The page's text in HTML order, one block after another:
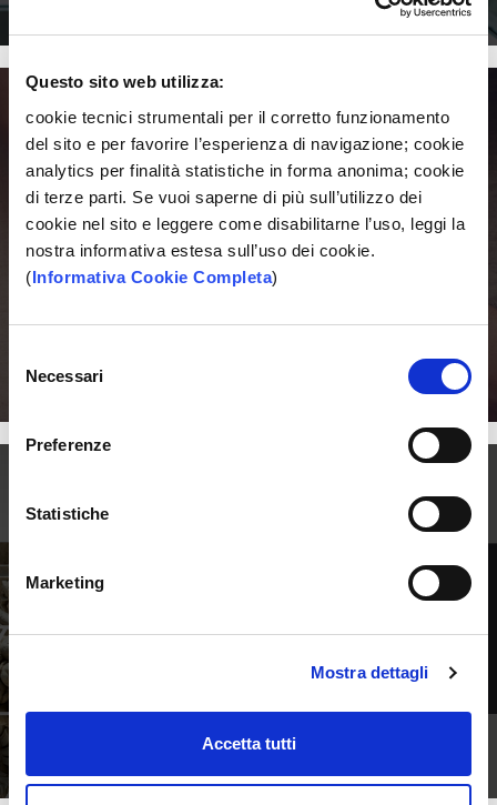
Questo sito web utilizza:
cookie tecnici strumentali per il corretto funzionamento
del sito e per favorire l’esperienza di navigazione; cookie
analytics per finalità statistiche in forma anonima; cookie
di terze parti. Se vuoi saperne di più sull’utilizzo dei
cookie nel sito e leggere come disabilitarne l’uso, leggi la
nostra informativa estesa sull’uso dei cookie.
(Informativa Cookie Completa)
delNecessari
Preferenze
Statistiche
Marketing
Mostra dettagli
Accetta tutti
POLIZZA SALUTE
Con una delle nostre assicurazioni sanitarie, puoi coprire
spese sostenute nella sanità privata in caso di malattia o
CODICE ETICO 2026
indicare i valori e le regole di condotta aziendali.
SCOPRI